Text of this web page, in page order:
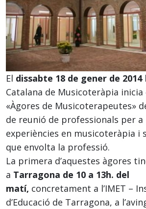
El dissabte 18 de gener de 2014
Catalana de Musicoteràpia
«Àgores de Musicoterapeutes»
de reunió de professionals per
experiències en musicoteràpia i
que envolta la professió.
La primera d’aquestes àgores
a Tarragona de 10 a 13h. del
matí, concretament a l’IMET –
d’Educació de Tarragona, a